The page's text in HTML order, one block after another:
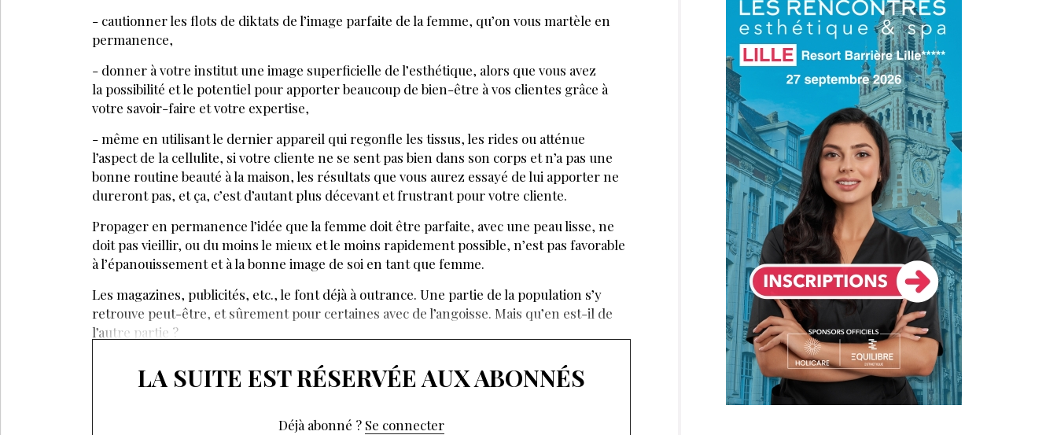
- cautionner les flots de diktats de l’image parfaite de la femme, qu’on vous martèle en
permanence,
- donner à votre institut une image superficielle de l’esthétique, alors que vous avez
la possibilité et le potentiel pour apporter beaucoup de bien-être à vos clientes grâce à
votre savoir-faire et votre expertise,
- même en utilisant le dernier appareil qui regonfle les tissus, les rides ou atténue
l’aspect de la cellulite, si votre cliente ne se sent pas bien dans son corps et n’a pas une
bonne routine beauté à la maison, les résultats que vous aurez essayé de lui apporter ne
dureront pas, et ça, c’est d’autant plus décevant et frustrant pour votre cliente.
Propager en permanence l’idée que la femme doit être parfaite, avec une peau lisse, ne
doit pas vieillir, ou du moins le mieux et le moins rapidement possible, n’est pas favorable
à l’épanouissement et à la bonne image de soi en tant que femme.
Les magazines, publicités, etc., le font déjà à outrance. Une partie de la population s’y
retrouve peut-être, et sûrement pour certaines avec de l’angoisse. Mais qu’en est-il de
l’autre partie ?
LA SUITE EST RÉSERVÉE AUX ABONNÉS
Déjà abonné ? Se connecter